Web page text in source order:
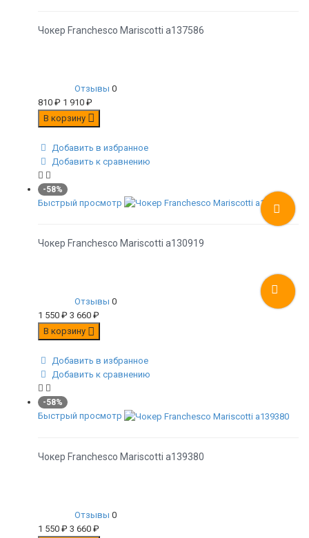
Чокер Franchesco Mariscotti а137586
Отзывы 0
810 ₽ 1 910 ₽
В корзину
Добавить в избранное
Добавить к сравнению
-58%
Быстрый просмотр
Чокер Franchesco Mariscotti а130919
Отзывы 0
1 550 ₽ 3 660 ₽
В корзину
Добавить в избранное
Добавить к сравнению
-58%
Быстрый просмотр
Чокер Franchesco Mariscotti а139380
Отзывы 0
1 550 ₽ 3 660 ₽